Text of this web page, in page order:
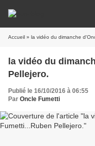
Accueil » la vidéo du dimanche
la vidéo du
Pellejero.
Publié le 16/10/2016 à 06:55
Par Oncle Fumetti